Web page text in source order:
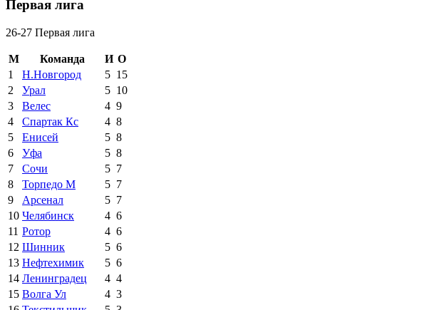
Первая лига
26-27 Первая лига
М Команда И О
1
Н.Новгород 5 15
2
Урал 5 10
3
Велес 4 9
4
Спартак Кс 4 8
5
Енисей 5 8
6
Уфа 5 8
7
Сочи 5 7
8
Торпедо М 5 7
9
Арсенал 5 7
10 Челябинск 4 6
11 Ротор 4 6
12 Шинник 5 6
13 Нефтехимик 5 6
14 Ленинградец 4 4
15 Волга Ул 4 3